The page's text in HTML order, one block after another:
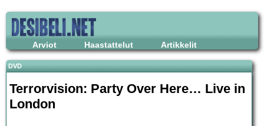
Arviot Haastattelut Artikkelit
DVD
Terrorvision: Party Over Here… Live in
London